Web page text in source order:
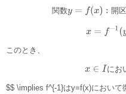
関数 開 区
関数y =f(x) : 開 区 間
x =f−1 (y
このとき、
にお
x ∈Iにお
$$ \implies f^{-1}はy=f(x)において